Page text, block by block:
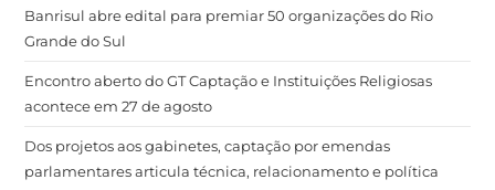
Banrisul abre edital para premiar 50 organizações do Rio
Grande do Sul
Encontro aberto do GT Captação e Instituições Religiosas
acontece em 27 de agosto
Dos projetos aos gabinetes, captação por emendas
parlamentares articula técnica, relacionamento e política